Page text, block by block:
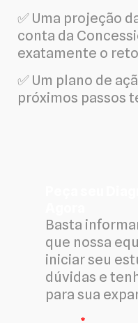
✅ Uma projeção
conta da
exatamente o
✅ Um plano de
próximos passos
Basta
que nossa
iniciar seu
dúvidas e
para sua